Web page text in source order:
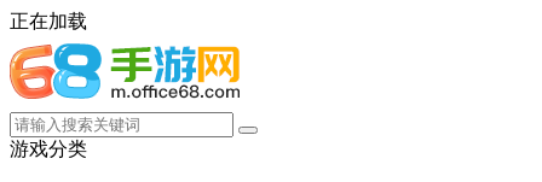
正在加载
游戏分类